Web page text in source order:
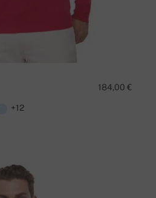
184,00 €
+12